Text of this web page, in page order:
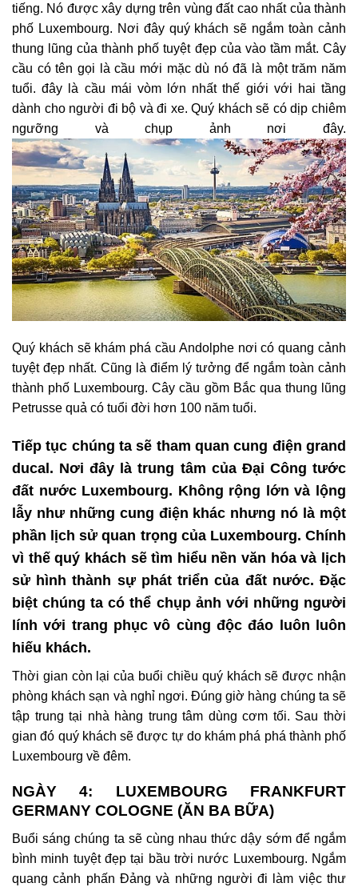
tiếng. Nó được xây dựng trên vùng đất cao nhất của thành
phố Luxembourg. Nơi đây quý khách sẽ ngắm toàn cảnh
thung lũng của thành phố tuyệt đẹp của vào tầm mắt. Cây
cầu có tên gọi là cầu mới mặc dù nó đã là một trăm năm
tuổi. đây là cầu mái vòm lớn nhất thế giới với hai tầng
dành cho người đi bộ và đi xe. Quý khách sẽ có dịp chiêm
ngưỡng và chụp ảnh nơi đây.
Quý khách sẽ khám phá cầu Andolphe nơi có quang cảnh
tuyệt đẹp nhất. Cũng là điểm lý tưởng để ngắm toàn cảnh
thành phố Luxembourg. Cây cầu gồm Bắc qua thung lũng
Petrusse quả có tuổi đời hơn 100 năm tuổi.
Tiếp tục chúng ta sẽ tham quan cung điện grand
ducal. Nơi đây là trung tâm của Đại Công tước
đất nước Luxembourg. Không rộng lớn và lộng
lẫy như những cung điện khác nhưng nó là một
phần lịch sử quan trọng của Luxembourg. Chính
vì thế quý khách sẽ tìm hiểu nền văn hóa và lịch
sử hình thành sự phát triển của đất nước. Đặc
biệt chúng ta có thể chụp ảnh với những người
lính với trang phục vô cùng độc đáo luôn luôn
hiếu khách.
Thời gian còn lại của buổi chiều quý khách sẽ được nhận
phòng khách sạn và nghỉ ngơi. Đúng giờ hàng chúng ta sẽ
tập trung tại nhà hàng trung tâm dùng cơm tối. Sau thời
gian đó quý khách sẽ được tự do khám phá phá thành phố
Luxembourg về đêm.
NGÀY 4: LUXEMBOURG FRANKFURT
GERMANY COLOGNE (ĂN BA BỮA)
Buổi sáng chúng ta sẽ cùng nhau thức dậy sớm để ngắm
bình minh tuyệt đẹp tại bầu trời nước Luxembourg. Ngắm
quang cảnh phấn Đảng và những người đi làm việc thư